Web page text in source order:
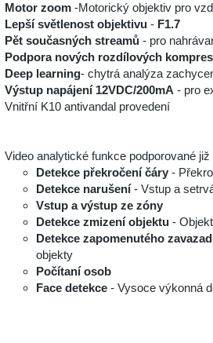
Motor zoom -Motorický objektiv pro
Lepší světlenost objektivu - F1.7
Pět současných streamů - pro
Podpora nových rozdílových
Deep learning- chytrá analýza
Výstup napájení 12VDC/200mA - pro
Vnitřní K10 antivandal provedení
Video analytické funkce podporované
Detekce překročení čáry -
Detekce narušení- Vstup a
Vstup a výstup ze zóny
Detekce zmizení objektu -
Detekce zapomenutého
objekty
Počítaní osob
Face detekce - Vysoce výkonná